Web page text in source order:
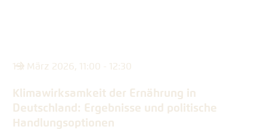
19. März 2026, 11:00 - 12:30
Klimawirksamkeit der Ernährung in
Deutschland: Ergebnisse und politische
Handlungsoptionen